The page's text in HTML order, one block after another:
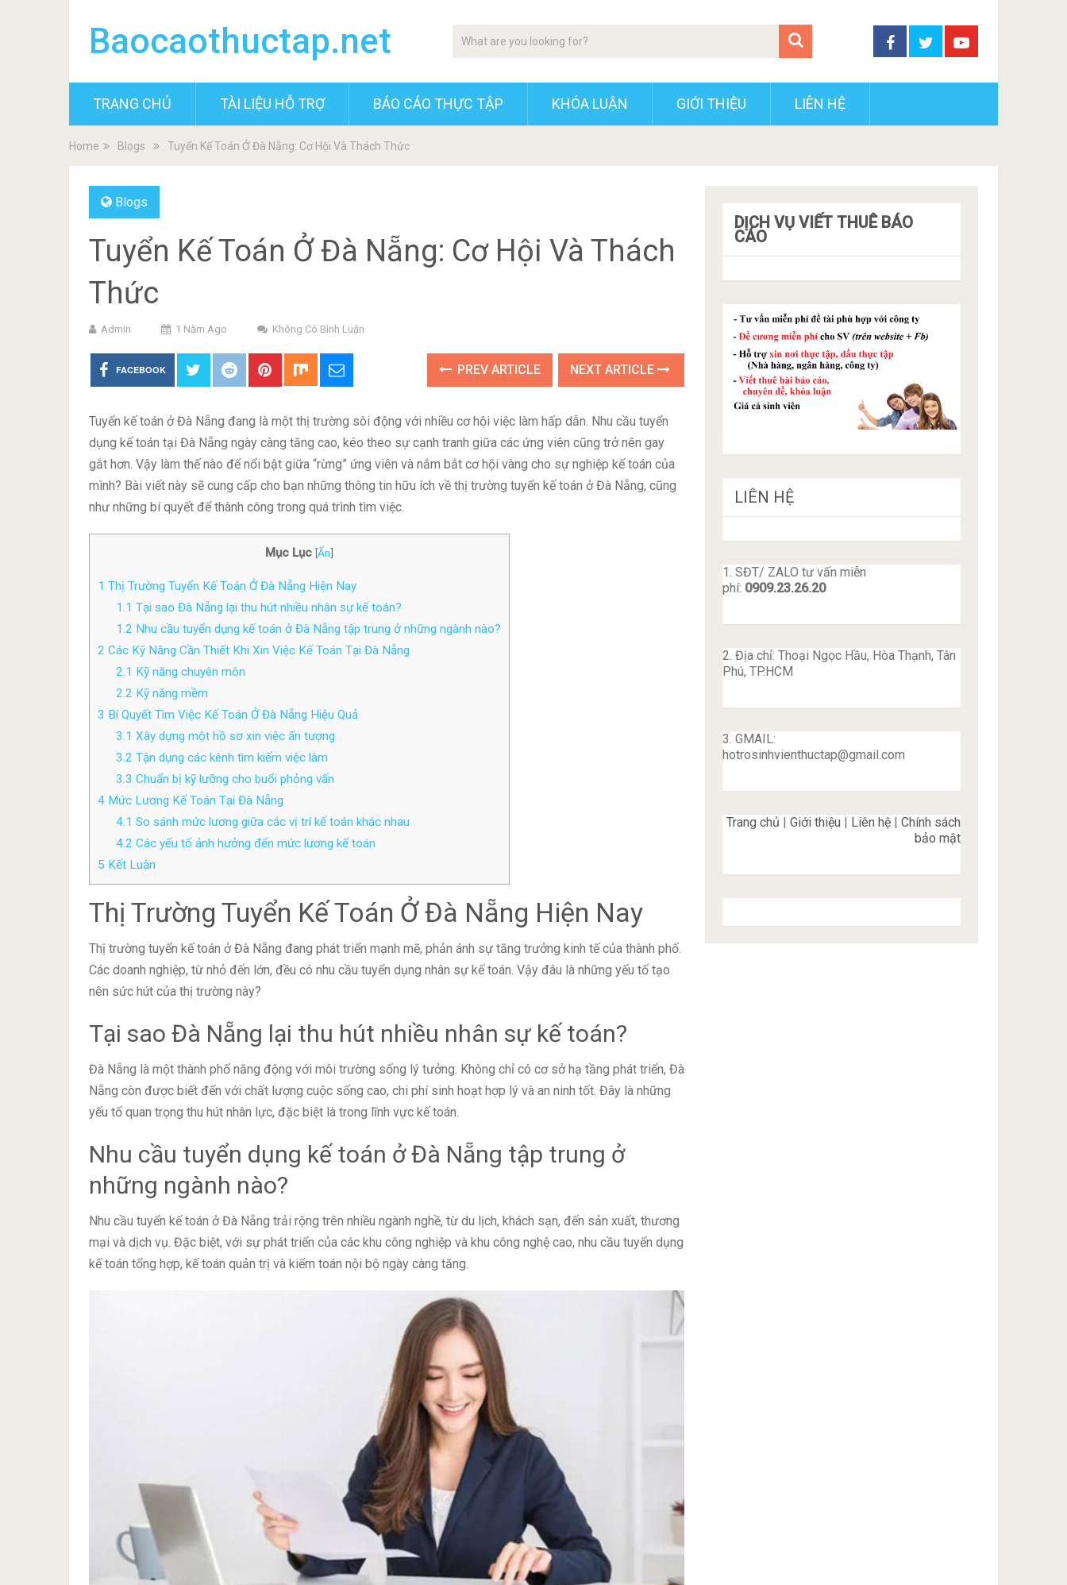
Baocaothuctap.net
TRANG CHỦ TÀI LIỆU HỖ TRỢ BÁO CÁO THỰC TẬP KHÓA LUẬN GIỚI THIỆU LIÊN HỆ
Home Blogs Tuyển Kế Toán Ở Đà Nẵng: Cơ Hội Và Thách Thức
Blogs
Tuyển Kế Toán Ở Đà Nẵng: Cơ Hội Và Thách
Thức
Admin 1 Năm Ago Không Có Bình Luận
FACEBOOK PREV ARTICLE NEXT ARTICLE
Tuyển kế toán ở Đà Nẵng đang là một thị trường sôi động với nhiều cơ hội việc làm hấp dẫn. Nhu cầu tuyển
dụng kế toán tại Đà Nẵng ngày càng tăng cao, kéo theo sự cạnh tranh giữa các ứng viên cũng trở nên gay
gắt hơn. Vậy làm thế nào để nổi bật giữa “rừng” ứng viên và nắm bắt cơ hội vàng cho sự nghiệp kế toán của
mình? Bài viết này sẽ cung cấp cho bạn những thông tin hữu ích về thị trường tuyển kế toán ở Đà Nẵng, cũng
như những bí quyết để thành công trong quá trình tìm việc.
Mục Lục [Ẩn]
1 Thị Trường Tuyển Kế Toán Ở Đà Nẵng Hiện Nay
1.1 Tại sao Đà Nẵng lại thu hút nhiều nhân sự kế toán?
1.2 Nhu cầu tuyển dụng kế toán ở Đà Nẵng tập trung ở những ngành nào?
2 Các Kỹ Năng Cần Thiết Khi Xin Việc Kế Toán Tại Đà Nẵng
2.1 Kỹ năng chuyên môn
2.2 Kỹ năng mềm
3 Bí Quyết Tìm Việc Kế Toán Ở Đà Nẵng Hiệu Quả
3.1 Xây dựng một hồ sơ xin việc ấn tượng
3.2 Tận dụng các kênh tìm kiếm việc làm
3.3 Chuẩn bị kỹ lưỡng cho buổi phỏng vấn
4 Mức Lương Kế Toán Tại Đà Nẵng
4.1 So sánh mức lương giữa các vị trí kế toán khác nhau
4.2 Các yếu tố ảnh hưởng đến mức lương kế toán
5 Kết Luận
Thị Trường Tuyển Kế Toán Ở Đà Nẵng Hiện Nay
Thị trường tuyển kế toán ở Đà Nẵng đang phát triển mạnh mẽ, phản ánh sự tăng trưởng kinh tế của thành phố.
Các doanh nghiệp, từ nhỏ đến lớn, đều có nhu cầu tuyển dụng nhân sự kế toán. Vậy đâu là những yếu tố tạo
nên sức hút của thị trường này?
Tại sao Đà Nẵng lại thu hút nhiều nhân sự kế toán?
Đà Nẵng là một thành phố năng động với môi trường sống lý tưởng. Không chỉ có cơ sở hạ tầng phát triển, Đà
Nẵng còn được biết đến với chất lượng cuộc sống cao, chi phí sinh hoạt hợp lý và an ninh tốt. Đây là những
yếu tố quan trọng thu hút nhân lực, đặc biệt là trong lĩnh vực kế toán.
Nhu cầu tuyển dụng kế toán ở Đà Nẵng tập trung ở
những ngành nào?
Nhu cầu tuyển kế toán ở Đà Nẵng trải rộng trên nhiều ngành nghề, từ du lịch, khách sạn, đến sản xuất, thương
mại và dịch vụ. Đặc biệt, với sự phát triển của các khu công nghiệp và khu công nghệ cao, nhu cầu tuyển dụng
kế toán tổng hợp, kế toán quản trị và kiểm toán nội bộ ngày càng tăng.
DỊCH VỤ VIẾT THUÊ BÁO
CÁO
LIÊN HỆ
1. SĐT/ ZALO tư vấn miễn
phí: 0909.23.26.20
2. Địa chỉ: Thoại Ngọc Hầu, Hòa Thạnh, Tân
Phú, TP.HCM
3. GMAIL:
hotrosinhvienthuctap@gmail.com
Trang chủ | Giới thiệu | Liên hệ | Chính sách
bảo mật